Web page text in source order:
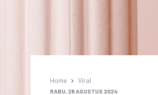
Home Viral
RABU, 28 AGUSTUS 2024